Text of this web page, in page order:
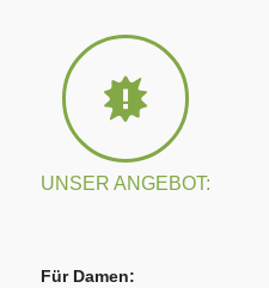
UNSER ANGEBOT:
Für Damen: